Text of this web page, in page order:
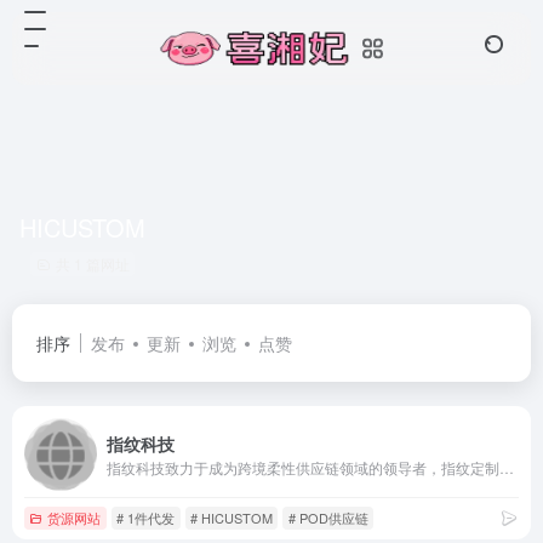
排序 发布 更新 浏览 点赞
指纹科技
货源网站 # 1件代发 # HICUSTOM # POD供应链